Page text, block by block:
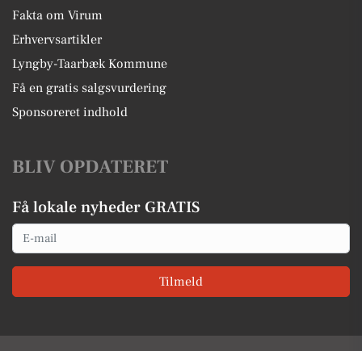
Fakta om Virum
Erhvervsartikler
Lyngby-Taarbæk Kommune
Få en gratis salgsvurdering
Sponsoreret indhold
BLIV OPDATERET
Få lokale nyheder GRATIS
Email
Tilmeld